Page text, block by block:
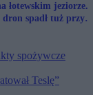
łotewskim jeziorze.
spadł tuż przy
spożywcze
Teslę”